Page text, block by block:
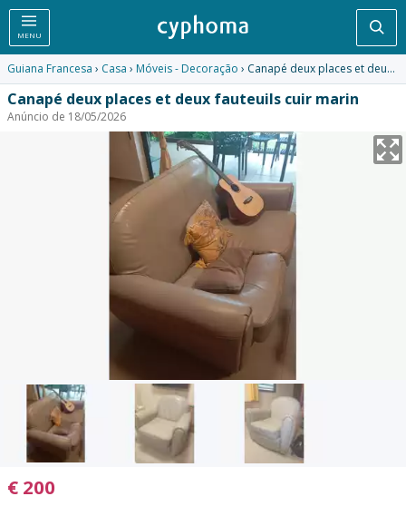
MENU
Guiana Francesa › Casa › Móveis - Decoração › Canapé deux places et deux fauteuils cuir marin
Canapé deux places et deux fauteuils cuir marin
Anúncio de 18/05/2026
€ 200